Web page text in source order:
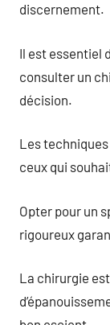
discernement.
Il est essentiel
consulter un
décision.
Les
ceux qui
Opter pour un
rigoureux
La chirurgie